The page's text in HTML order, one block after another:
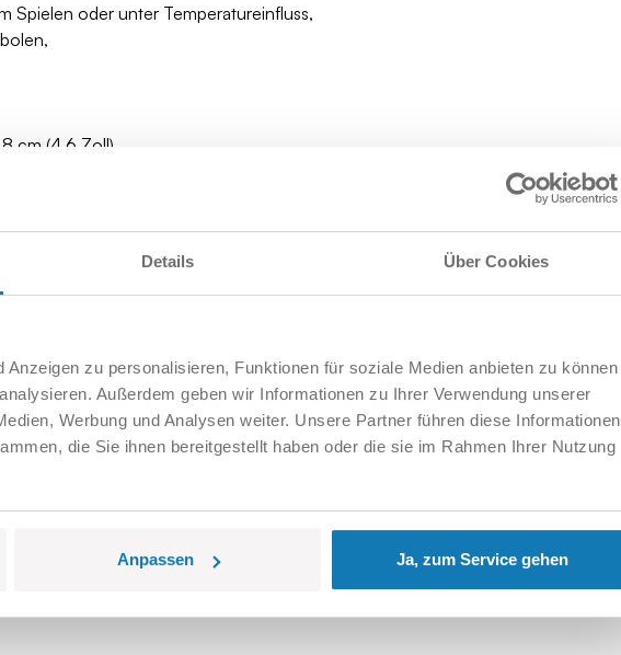
Details Über Cookies
zu personalisieren, Funktionen für soziale Medien anbieten zu können
Außerdem geben wir Informationen zu Ihrer Verwendung unserer
Werbung und Analysen weiter. Unsere Partner führen diese Informationen
die Sie ihnen bereitgestellt haben oder die sie im Rahmen Ihrer Nutzung
Anpassen Ja, zum Service gehen
Spielen oder unter Temperatureinfluss,
cm (4,6 Zoll)